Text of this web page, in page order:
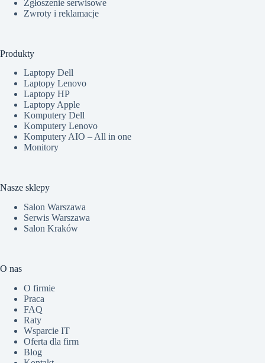
Zgłoszenie serwisowe
Zwroty i reklamacje
Produkty
Laptopy Dell
Laptopy Lenovo
Laptopy HP
Laptopy Apple
Komputery Dell
Komputery Lenovo
Komputery AIO – All in one
Monitory
Nasze sklepy
Salon Warszawa
Serwis Warszawa
Salon Kraków
O nas
O firmie
Praca
FAQ
Raty
Wsparcie IT
Oferta dla firm
Blog